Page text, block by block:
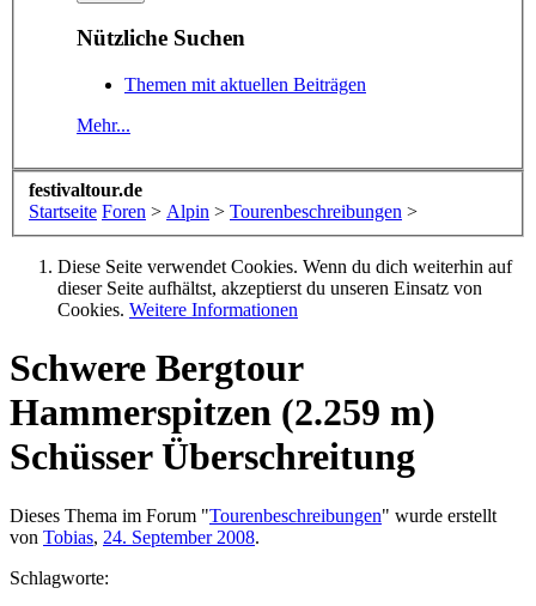
Nützliche Suchen
Themen mit aktuellen Beiträgen
Mehr...
festivaltour.de
Startseite Foren > Alpin > Tourenbeschreibungen >
Diese Seite verwendet Cookies. Wenn du dich weiterhin auf
dieser Seite aufhältst, akzeptierst du unseren Einsatz von
Cookies. Weitere Informationen
Schwere Bergtour
Hammerspitzen (2.259 m)
Schüsser Überschreitung
Dieses Thema im Forum "Tourenbeschreibungen" wurde erstellt
von Tobias, 24. September 2008.
Schlagworte: